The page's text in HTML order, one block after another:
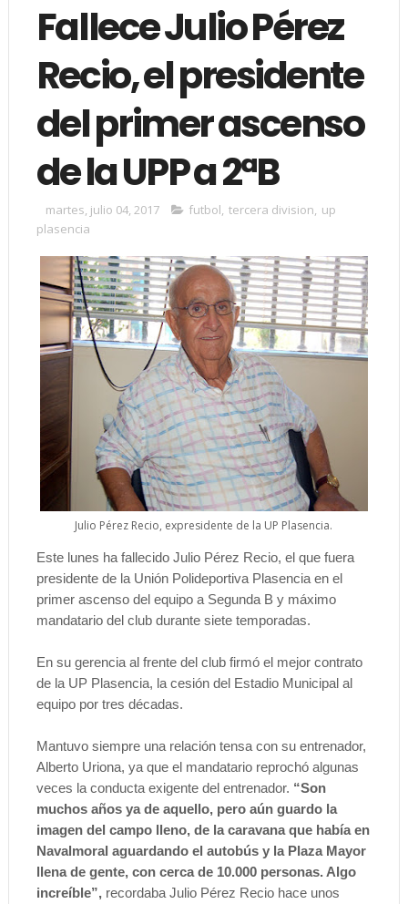
Fallece Julio Pérez
Recio, el presidente
del primer ascenso
de la UPP a 2ªB
martes, julio 04, 2017 futbol, tercera division, up
plasencia
Julio Pérez Recio, expresidente de la UP Plasencia.
Este lunes ha fallecido Julio Pérez Recio, el que fuera
presidente de la Unión Polideportiva Plasencia en el
primer ascenso del equipo a Segunda B y máximo
mandatario del club durante siete temporadas.
En su gerencia al frente del club firmó el mejor contrato
de la UP Plasencia, la cesión del Estadio Municipal al
equipo por tres décadas.
Mantuvo siempre una relación tensa con su entrenador,
Alberto Uriona, ya que el mandatario reprochó algunas
veces la conducta exigente del entrenador. “Son
muchos años ya de aquello, pero aún guardo la
imagen del campo lleno, de la caravana que había en
Navalmoral aguardando el autobús y la Plaza Mayor
llena de gente, con cerca de 10.000 personas. Algo
increíble”, recordaba Julio Pérez Recio hace unos